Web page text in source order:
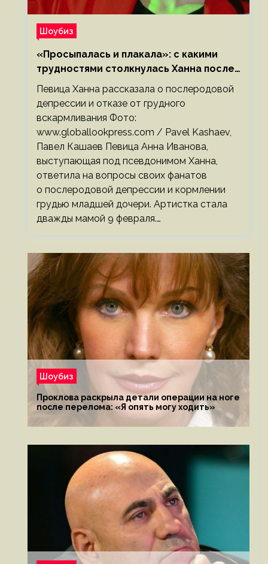
Шоубиз
«Просыпалась и плакала»: с какими
трудностями столкнулась Ханна после
родов
Певица Ханна рассказала о послеродовой
депрессии и отказе от грудного
вскармливания Фото:
www.globallookpress.com / Pavel Kashaev,
Павел Кашаев Певица Анна Иванова,
выступающая под псевдонимом Ханна,
ответила на вопросы своих фанатов
о послеродовой депрессии и кормлении
грудью младшей дочери. Артистка стала
дважды мамой 9 февраля.…
Шоубиз
Проклова раскрыла детали операции на ноге
после перелома: «Я опять могу ходить»